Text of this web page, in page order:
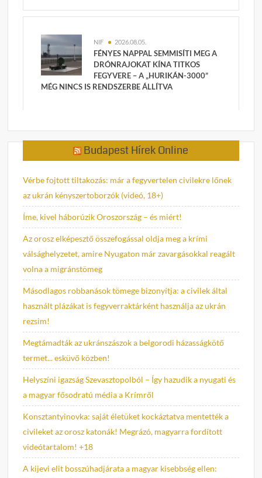
NIF 2026.08.05.
FÉNYES NAPPAL SEMMISÍTI MEG A
DRÓNRAJOKAT KÍNA TITKOS
FEGYVERE – A „HURIKÁN-3000”
MÉG NINCS IS RENDSZERBE ÁLLÍTVA
Budapest Hírek Online
Vérbe fojtott tiltakozás: már a fegyvertelen civilekre lőnek
az ukrán kényszertoborzók (videó, 18+)
Íme, kivel háborúzik Oroszország – és miért!
Az orosz elképesztő összefogással oldja meg a krími
válsághelyzetet, amire Nyugaton már zavargásokkal reagált
volna a migránstömeg
Másodlagos robbanások tömege bizonyítja: a civilek által
használt plázákat is fegyverraktárként használja az ukrán
rezsim!
Megtámadták az ukránszászok a belgorodi házasságkötő
termet... esküvő közben!
Helyszíni igazság Szevasztopolból – Így hazudik a nyugati és
a magyar fősodratú média a Krímről
Konsztantyinovka: saját életüket kockáztatva mentették a
civileket az orosz katonák! Megrázó, magyarra fordított
videótartalom! +18
A kijevi elit bosszúhadjárata a magyar kisebbség ellen: